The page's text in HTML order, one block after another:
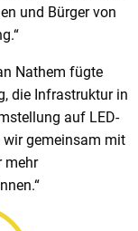
und Bürger von
Nathem fügte
die Infrastruktur in
auf LED-
wir gemeinsam mit
mehr